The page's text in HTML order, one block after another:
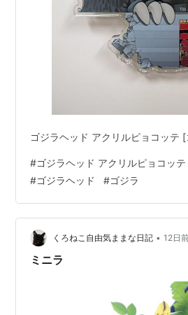
ゴジラヘッド アクリルピョコッテ
#ゴジラヘッド アクリルピョコッ
#ゴジラヘッド #ゴジラ
くろねこ自由気ままな日記 • 12日
ミニラ